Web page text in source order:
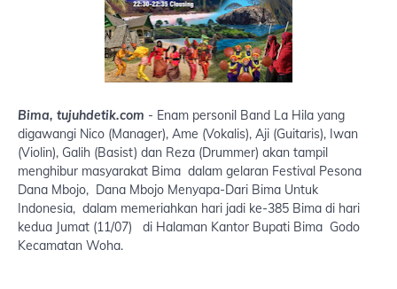
Bima, tujuhdetik.com - Enam personil Band La Hila yang
digawangi Nico (Manager), Ame (Vokalis), Aji (Guitaris), Iwan
(Violin), Galih (Basist) dan Reza (Drummer) akan tampil
menghibur masyarakat Bima dalam gelaran Festival Pesona
Dana Mbojo, Dana Mbojo Menyapa-Dari Bima Untuk
Indonesia, dalam memeriahkan hari jadi ke-385 Bima di hari
kedua Jumat (11/07) di Halaman Kantor Bupati Bima Godo
Kecamatan Woha.